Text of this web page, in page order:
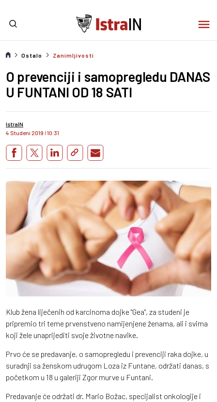
Ostalo Zanimljivosti
O prevenciji i samopregledu DANAS
U FUNTANI OD 18 SATI
IstraIN
4 Studeni 2019 I 10:31
Klub žena liječenih od karcinoma dojke "Gea", za studeni je
pripremio tri teme prvenstveno namijenjene ženama, ali i svima
koji žele unaprijediti svoje životne navike.
Prvo će se predavanje, o samopregledu i prevenciji raka dojke, u
suradnji sa ženskom udrugom Loza iz Funtane, održati danas, s
početkom u 18 u galeriji Zgor murve u Funtani.
Predavanje će održati dr. Mario Božac, specijalist onkologije i